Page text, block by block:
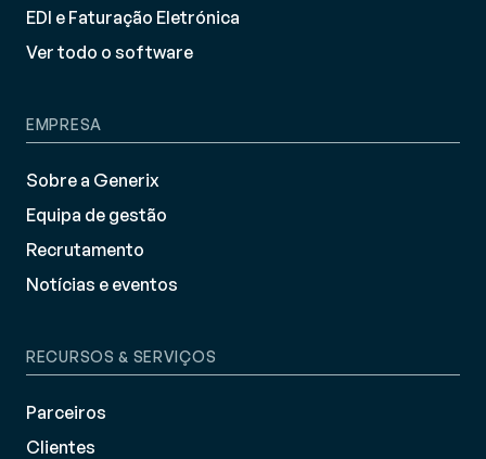
EDI e Faturação Eletrónica
Ver todo o software
EMPRESA
Sobre a Generix
Equipa de gestão
Recrutamento
Notícias e eventos
RECURSOS & SERVIÇOS
Parceiros
Clientes